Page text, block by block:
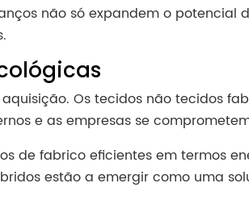
não só expandem o
Os tecidos não tecidos
e as empresas se
de fabrico eficientes em termos
estão a emergir como uma